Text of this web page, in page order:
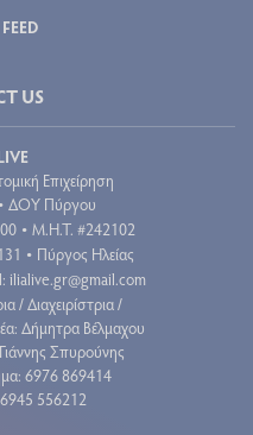
US
Επιχείρηση
• ΔΟΥ Πύργου
• Μ.Η.Τ. #242102
• Πύργος Ηλείας
ilialive.gr@gmail.com
/ Διαχειρίστρια /
Δήμητρα Βέλμαχου
Σπυρούνης
6976 869414
556212